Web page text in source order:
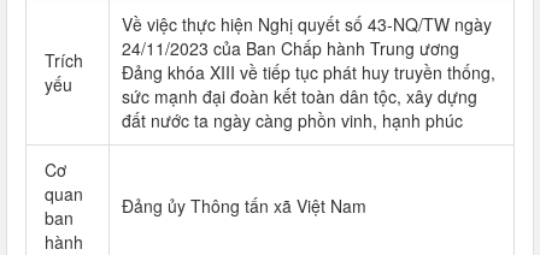
Trích
yếu
Về việc thực hiện Nghị quyết số 43-NQ/TW ngày
24/11/2023 của Ban Chấp hành Trung ương
Đảng khóa XIII về tiếp tục phát huy truyền thống,
sức mạnh đại đoàn kết toàn dân tộc, xây dựng
đất nước ta ngày càng phồn vinh, hạnh phúc
Cơ
quan
ban
hành
Đảng ủy Thông tấn xã Việt Nam